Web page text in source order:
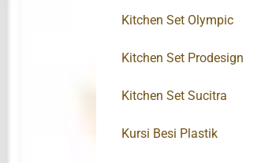
Kitchen Set Olympic
Kitchen Set Prodesign
Kitchen Set Sucitra
Kursi Besi Plastik